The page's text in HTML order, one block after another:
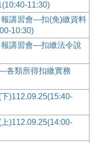
11:30)
講習會—扣(免)繳資料
10:30)
講習會—扣繳法令說
各類所得扣繳實務
)112.09.25(15:40-
)112.09.25(14:00-